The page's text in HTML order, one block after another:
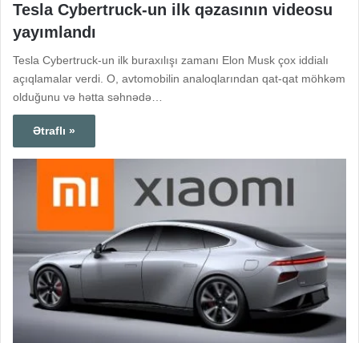
Tesla Cybertruck-un ilk qəzasının videosu
yayımlandı
Tesla Cybertruck-un ilk buraxılışı zamanı Elon Musk çox iddialı
açıqlamalar verdi. O, avtomobilin analoqlarından qat-qat möhkəm
olduğunu və hətta səhnədə…
Ətraflı »